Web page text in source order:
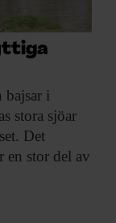
bajsar i
stora sjöar
Det
en stor del av